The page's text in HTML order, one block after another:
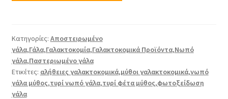
Κατηγορίες: Αποστειρωμένο
γάλα,Γάλα,Γαλακτοκομία,Γαλακτοκομικά Προϊόντα,Νωπό
γάλα,Παστεριωμένο γάλα
Ετικέτες: αλήθειες γαλακτοκομικά,μύθοι γαλακτοκομικά,νωπό
γάλα μύθος,τυρί νωπό γάλα,τυρί φέτα μύθος,φωτοξείδωση
γάλα